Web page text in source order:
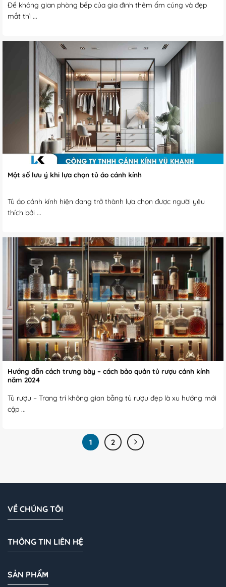
Để không gian phòng bếp của gia đình thêm ấm cúng và đẹp
mắt thì ...
Một số lưu ý khi lựa chọn tủ áo cánh kính
Tủ áo cánh kính hiện đang trở thành lựa chọn được người yêu
thích bởi ...
Hướng dẫn cách trưng bày – cách bảo quản tủ rượu cánh kính
năm 2024
Tủ rượu – Trang trí không gian bằng tủ rượu đẹp là xu hướng mới
cập ...
1 2
VỀ CHÚNG TÔI
THÔNG TIN LIÊN HỆ
SẢN PHẨM